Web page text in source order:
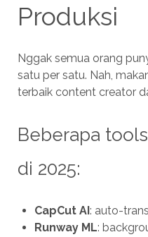
Produksi
Nggak semua orang
satu per satu. Nah,
terbaik content creator
Beberapa
di 2025:
CapCut AI : auto-
Runway ML: